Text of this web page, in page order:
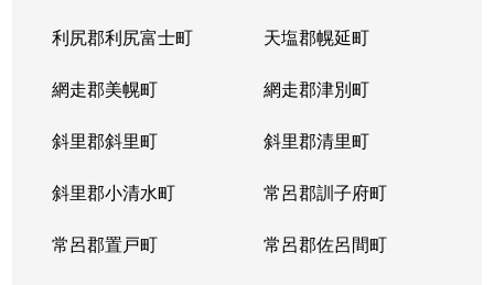
利尻郡利尻富士町 天塩郡幌延町
網走郡美幌町 網走郡津別町
斜里郡斜里町 斜里郡清里町
斜里郡小清水町 常呂郡訓子府町
常呂郡置戸町 常呂郡佐呂間町